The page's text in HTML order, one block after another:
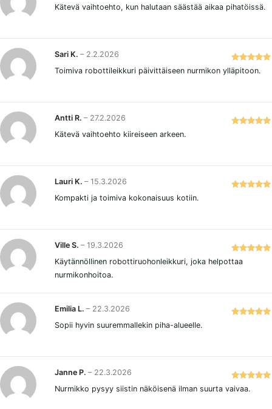
Arvostelu
Kätevä vaihtoehto, kun halutaan säästää aikaa pihatöissä.
Arvostelu
Sari K. – 2.2.2026
Toimiva robottileikkuri päivittäiseen nurmikon ylläpitoon.
Antti R. – 27.2.2026
Kätevä vaihtoehto kiireiseen arkeen.
Lauri K. – 15.3.2026
Kompakti ja toimiva kokonaisuus kotiin.
Arvostelu
Ville S. – 19.3.2026
Käytännöllinen robottiruohonleikkuri, joka helpottaa
nurmikonhoitoa.
Emilia L. – 22.3.2026
Sopii hyvin suuremmallekin piha-alueelle.
Arvostelu
Janne P. – 22.3.2026
Nurmikko pysyy siistin näköisenä ilman suurta vaivaa.